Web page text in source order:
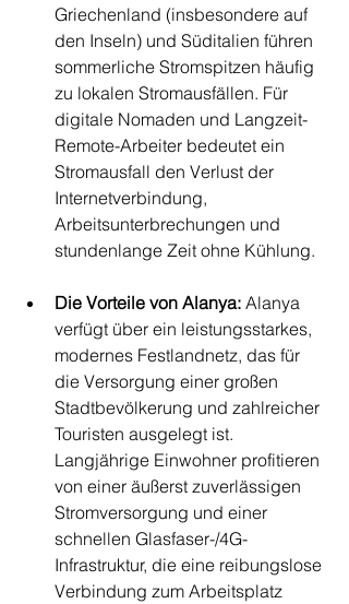
Griechenland (insbesondere auf
den Inseln) und Süditalien führen
sommerliche Stromspitzen häufig
zu lokalen Stromausfällen. Für
digitale Nomaden und Langzeit-
Remote-Arbeiter bedeutet ein
Stromausfall den Verlust der
Internetverbindung,
Arbeitsunterbrechungen und
stundenlange Zeit ohne Kühlung.
Die Vorteile von Alanya: Alanya
verfügt über ein leistungsstarkes,
modernes Festlandnetz, das für
die Versorgung einer großen
Stadtbevölkerung und zahlreicher
Touristen ausgelegt ist.
Langjährige Einwohner profitieren
von einer äußerst zuverlässigen
Stromversorgung und einer
schnellen Glasfaser-/4G-
Infrastruktur, die eine reibungslose
Verbindung zum Arbeitsplatz